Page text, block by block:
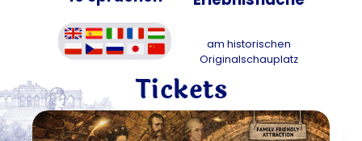
am historischen
Originalschauplatz
Tickets